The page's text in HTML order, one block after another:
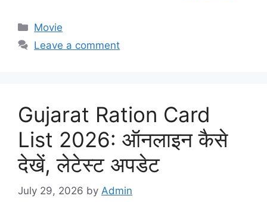
Categories
Movie
Leave a comment
Gujarat Ration Card
List 2026: ऑनलाइन कैसे
देखें, लेटेस्ट अपडेट
July 29, 2026 by Admin